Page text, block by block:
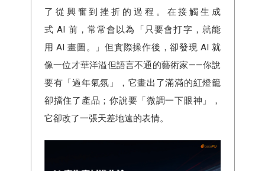
了從興奮到挫折的過程。在接觸生成
式 AI 前，常常會以為「只要會打字，就能
用 AI 畫圖。」但實際操作後，卻發現 AI 就
像一位才華洋溢但語言不通的藝術家——你說
要有「過年氣氛」，它畫出了滿滿的紅燈籠
卻擋住了產品；你說要「微調一下眼神」，
它卻改了一張天差地遠的表情。